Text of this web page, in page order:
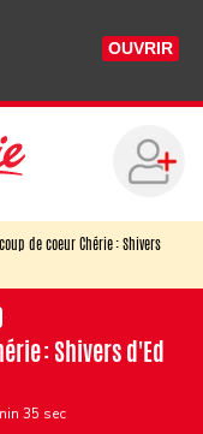
OUVRIR
de coeur Chérie : Shivers
: Shivers d'Ed
35 sec